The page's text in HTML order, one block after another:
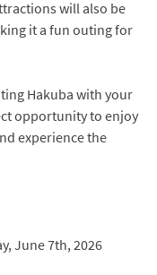
will also be
it a fun outing for
Hakuba with your
opportunity to enjoy
experience the
June 7th, 2026